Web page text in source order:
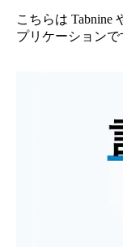
こちらは Tabnine
プリケーションで